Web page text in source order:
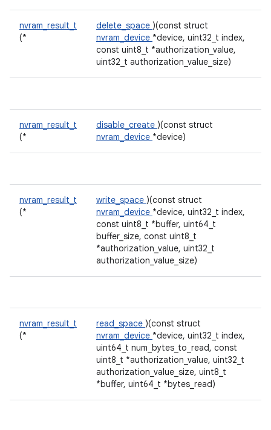
nvram_result_t
(*
delete_space )(const struct
nvram_device *device, uint32_t index,
const uint8_t *authorization_value,
uint32_t authorization_value_size)
nvram_result_t
(*
disable_create )(const struct
nvram_device *device)
nvram_result_t
(*
write_space )(const struct
nvram_device *device, uint32_t index,
const uint8_t *buffer, uint64_t
buffer_size, const uint8_t
*authorization_value, uint32_t
authorization_value_size)
nvram_result_t
(*
read_space )(const struct
nvram_device *device, uint32_t index,
uint64_t num_bytes_to_read, const
uint8_t *authorization_value, uint32_t
authorization_value_size, uint8_t
*buffer, uint64_t *bytes_read)